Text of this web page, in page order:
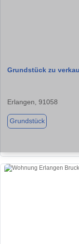
Grundstück zu
Erlangen, 91058
Grundstück